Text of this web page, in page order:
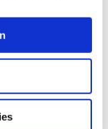
Daten
weitere
entnehmen